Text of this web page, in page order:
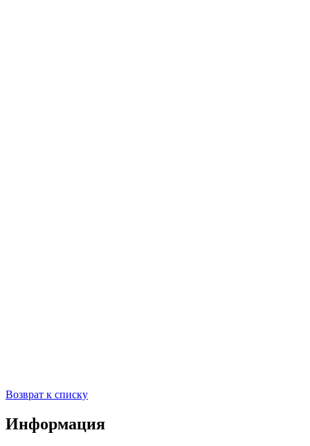
Возврат к списку
Информация